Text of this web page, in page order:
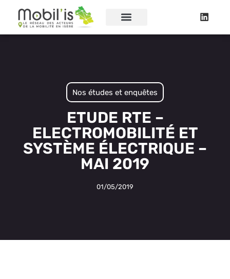
Nos études et enquêtes
ETUDE RTE –
ELECTROMOBILITÉ ET
SYSTÈME ÉLECTRIQUE –
MAI 2019
01/05/2019